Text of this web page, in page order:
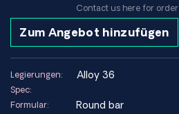
Contact us here for order
Zum Angebot hinzufügen
Legierungen: alloy 36
Spec:
Formular:
Round bar